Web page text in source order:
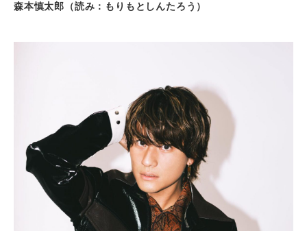
森本慎太郎（読み：もりもとしんたろう）